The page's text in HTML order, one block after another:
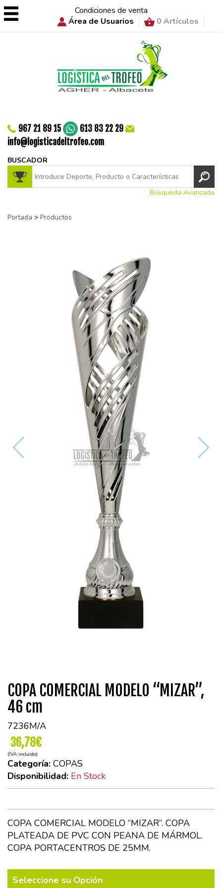
Condiciones de venta
Área de Usuarios
0 Artículos
967 21 89 15
613 83 22 29
info@logisticadeltrofeo.com
BUSCADOR
Búsqueda Avanzada
Portada > Productos
COPA COMERCIAL MODELO “MIZAR”,
46 cm
7236M/A
36,78€
(IVA incluido)
Categoría: COPAS
Disponibilidad: En Stock
COPA COMERCIAL MODELO “MIZAR”. COPA
PLATEADA DE PVC CON PEANA DE MÁRMOL.
COPA PORTACENTROS DE 25MM.
Seleccione su Opción